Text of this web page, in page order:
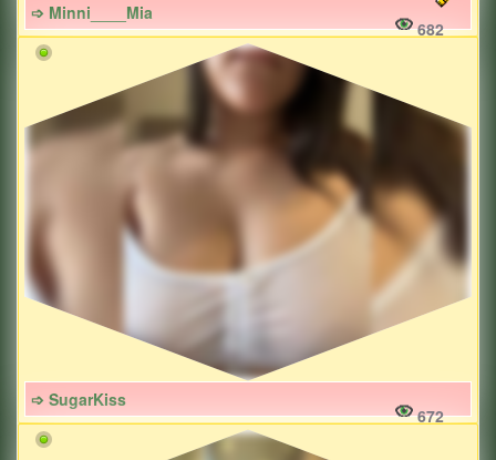
➩ Minni____Mia
682
➩ SugarKiss
672